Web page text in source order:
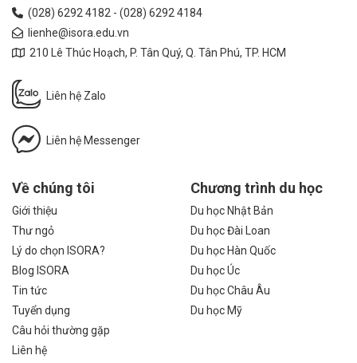
(028) 6292 4182 - (028) 6292 4184
lienhe@isora.edu.vn
210 Lê Thúc Hoạch, P. Tân Quý, Q. Tân Phú, TP. HCM
Liên hệ Zalo
Liên hệ Messenger
Về chúng tôi
Giới thiệu
Thư ngỏ
Lý do chọn ISORA?
Blog ISORA
Tin tức
Tuyển dụng
Câu hỏi thường gặp
Liên hệ
Chương trình du học
Du học Nhật Bản
Du học Đài Loan
Du học Hàn Quốc
Du học Úc
Du học Châu Âu
Du học Mỹ